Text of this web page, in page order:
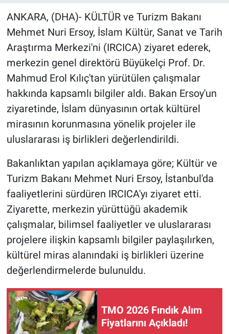
ANKARA, (DHA)- KÜLTÜR ve Turizm Bakanı
Mehmet Nuri Ersoy, İslam Kültür, Sanat ve Tarih
Araştırma Merkezi'ni (IRCICA) ziyaret ederek,
merkezin genel direktörü Büyükelçi Prof. Dr.
Mahmud Erol Kılıç'tan yürütülen çalışmalar
hakkında kapsamlı bilgiler aldı. Bakan Ersoy'un
ziyaretinde, İslam dünyasının ortak kültürel
mirasının korunmasına yönelik projeler ile
uluslararası iş birlikleri değerlendirildi.
Bakanlıktan yapılan açıklamaya göre; Kültür ve
Turizm Bakanı Mehmet Nuri Ersoy, İstanbul'da
faaliyetlerini sürdüren IRCICA'yı ziyaret etti.
Ziyarette, merkezin yürüttüğü akademik
çalışmalar, bilimsel faaliyetler ve uluslararası
projelere ilişkin kapsamlı bilgiler paylaşılırken,
kültürel miras alanındaki iş birlikleri üzerine
değerlendirmelerde bulunuldu.
TMO 2026 Fındık Alım
Fiyatlarını Açıkladı!